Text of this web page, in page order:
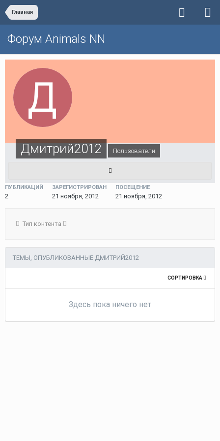
Главная
Форум Animals NN
Дмитрий2012 Пользователи
ПУБЛИКАЦИЙ
2
ЗАРЕГИСТРИРОВАН
21 ноября, 2012
ПОСЕЩЕНИЕ
21 ноября, 2012
Тип контента
ТЕМЫ, ОПУБЛИКОВАННЫЕ ДМИТРИЙ2012
СОРТИРОВКА
Здесь пока ничего нет